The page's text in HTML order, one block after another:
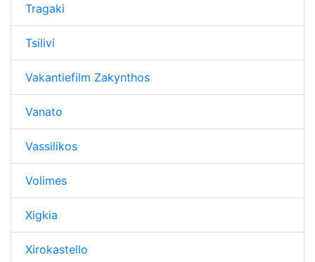
Tragaki
Tsilivi
Vakantiefilm Zakynthos
Vanato
Vassilikos
Volimes
Xigkia
Xirokastello